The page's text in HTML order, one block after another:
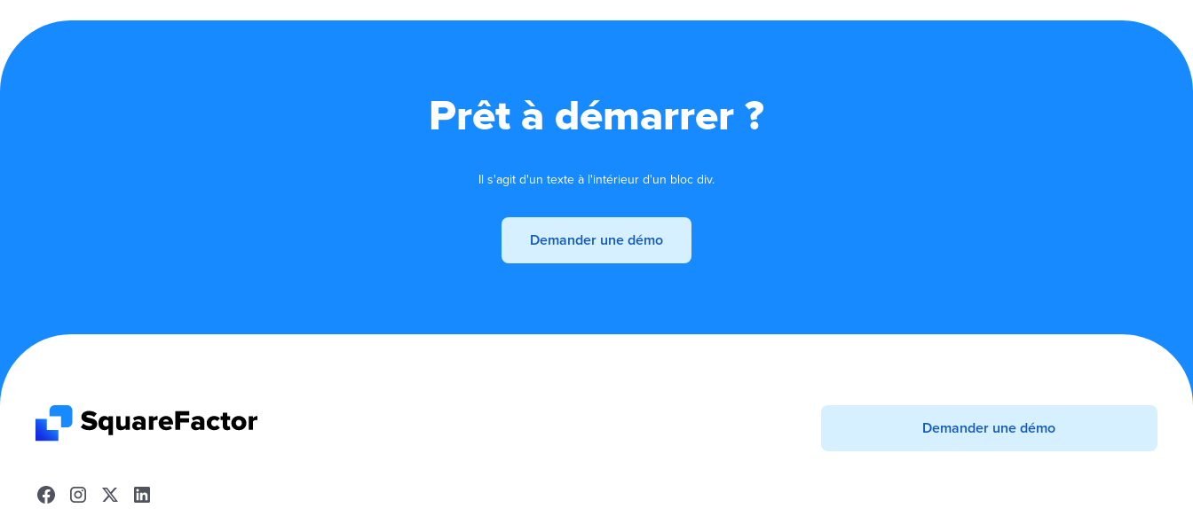
Prêt à démarrer ?
Il s'agit d'un texte à l'intérieur d'un bloc div.
Demander une démo
Demander une démo